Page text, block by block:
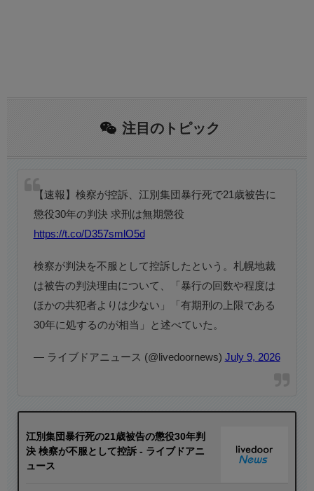
注目のトピック
【速報】検察が控訴、江別集団暴行死で21歳被告に
懲役30年の判決 求刑は無期懲役
https://t.co/D357smlO5d
検察が判決を不服として控訴したという。札幌地裁
は被告の判決理由について、「暴行の回数や程度は
ほかの共犯者よりは少ない」「有期刑の上限である
30年に処するのが相当」と述べていた。
— ライブドアニュース (@livedoornews) July 9, 2026
江別集団暴行死の21歳被告の懲役30年判
決 検察が不服として控訴 - ライブドアニ
ュース